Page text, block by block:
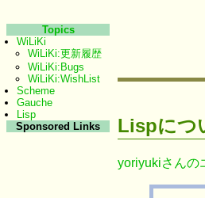
Lispにつ
yoriyukiさんの
Topics
WiLiKi
WiLiKi:更新履歴
WiLiKi:Bugs
WiLiKi:WishList
Scheme
Gauche
Lisp
Sponsored Links